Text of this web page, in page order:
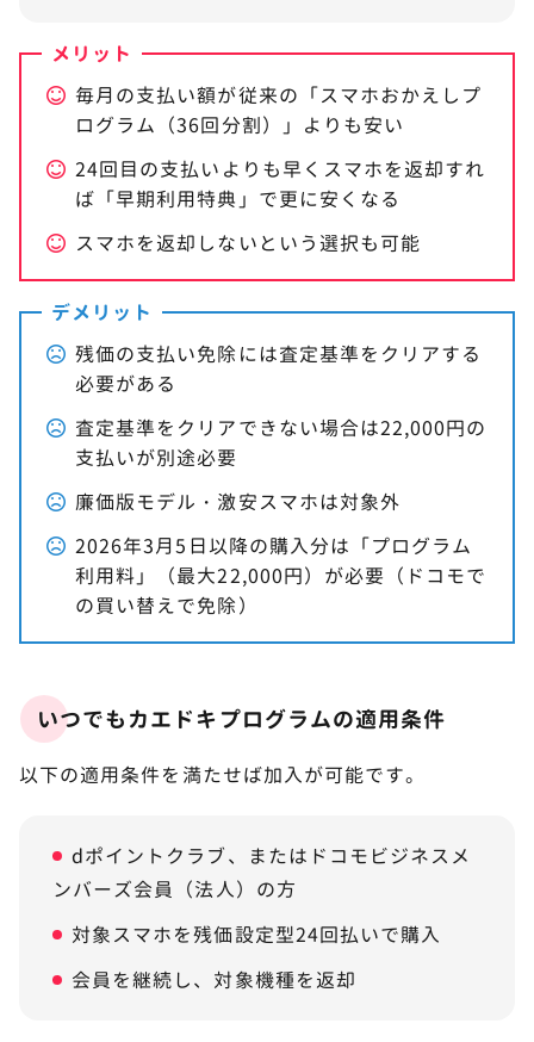
メリット
毎月の支払い額が従来の「スマホおかえしプ
ログラム（36回分割）」よりも安い
24回目の支払いよりも早くスマホを返却すれ
ば「早期利用特典」で更に安くなる
スマホを返却しないという選択も可能
デメリット
残価の支払い免除には査定基準をクリアする
必要がある
査定基準をクリアできない場合は22,000円の
支払いが別途必要
廉価版モデル・激安スマホは対象外
2026年3月5日以降の購入分は「プログラム
利用料」（最大22,000円）が必要（ドコモで
の買い替えで免除）
いつでもカエドキプログラムの適用条件
以下の適用条件を満たせば加入が可能です。
dポイントクラブ、またはドコモビジネスメ
ンバーズ会員（法人）の方
対象スマホを残価設定型24回払いで購入
会員を継続し、対象機種を返却